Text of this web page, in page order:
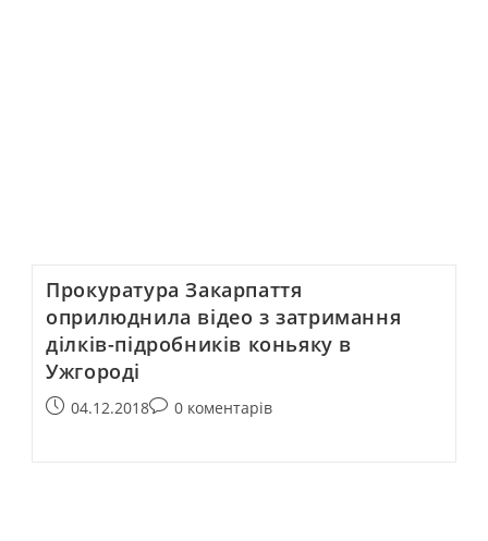
Прокуратура Закарпаття
оприлюднила відео з затримання
ділків-підробників коньяку в
Ужгороді
04.12.2018 0 коментарів